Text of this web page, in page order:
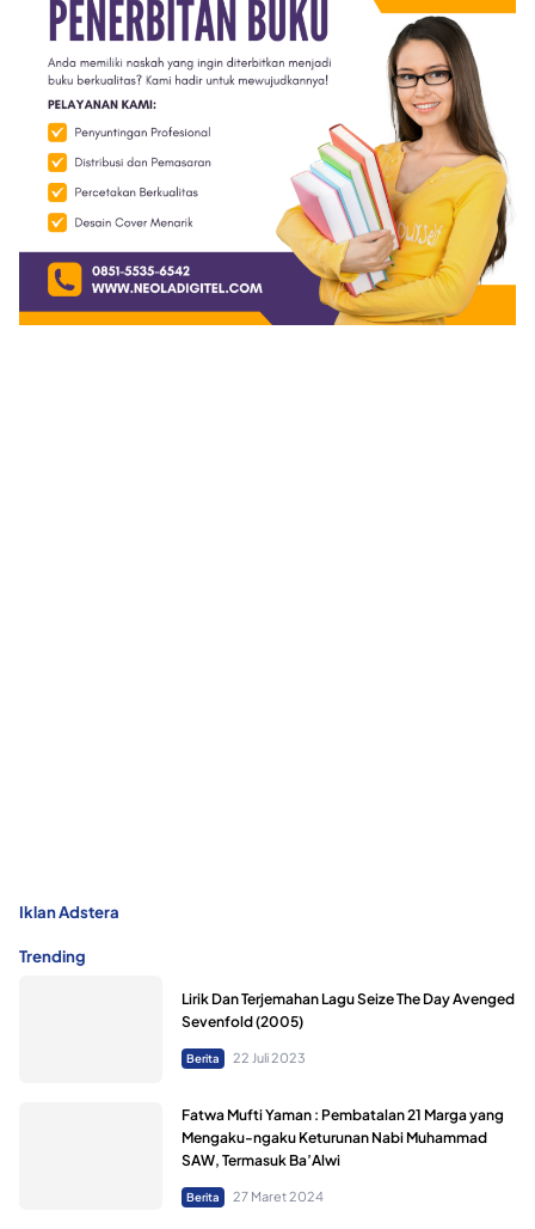
Iklan Adstera
Trending
Lirik Dan Terjemahan Lagu Seize The Day Avenged
Sevenfold (2005)
Berita 22 Juli 2023
Fatwa Mufti Yaman : Pembatalan 21 Marga yang
Mengaku-ngaku Keturunan Nabi Muhammad
SAW, Termasuk Ba’Alwi
Berita 27 Maret 2024